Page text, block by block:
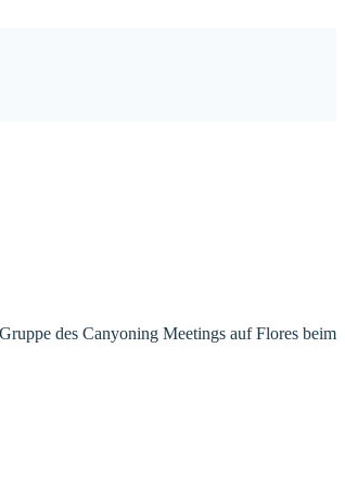
des Canyoning Meetings auf Flores beim